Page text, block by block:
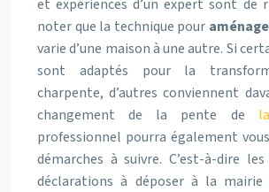
et expériences d’un expert sont de
noter que la technique pour
varie d’une maison à une autre. Si
sont adaptés pour la
charpente, d’autres conviennent
changement de la pente de
professionnel pourra également
démarches à suivre. C’est-à-dire
déclarations à déposer à la mairie